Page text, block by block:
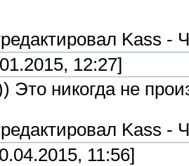
Kass -
12:27]
Это никогда не
Kass -
11:56]